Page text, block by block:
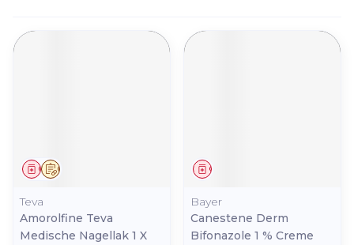
Op voorschrift
Geneesmiddel
Teva
Amorolfine Teva
Medische Nagellak 1 X
Geneesmiddel
Bayer
Canestene Derm
Bifonazole 1 % Creme